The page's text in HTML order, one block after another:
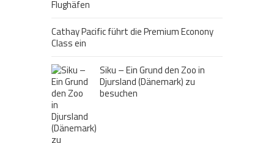
Cathay Pacific führt die Premium Econony
Class ein
Siku – Ein Grund den Zoo in
Djursland (Dänemark) zu
besuchen